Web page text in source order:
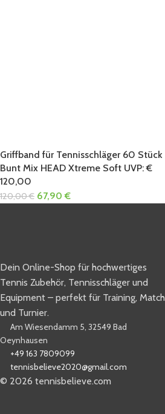
Griffband für Tennisschläger 60 Stück
Bunt Mix HEAD Xtreme Soft UVP: €
120,00
120,00€ 67,90€
Dein Online-Shop für hochwertiges
Tennis Zubehör, Tennisschläger und
Equipment – perfekt für Training, Match
und Turnier.
Am Wiesendamm 5, 32549 Bad
Oeynhausen
+49 163 7809099
tennisbelieve2020@gmail.com
© 2026 tennisbelieve.com